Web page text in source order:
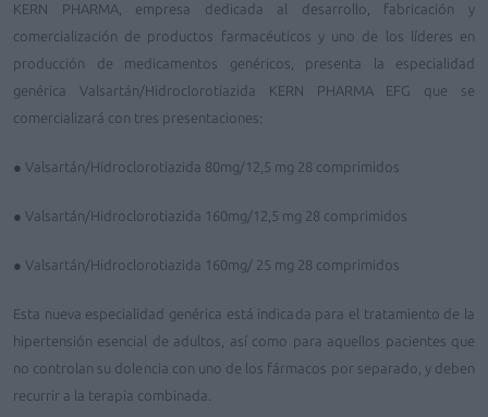
KERN PHARMA, empresa dedicada al desarrollo, fabricación y
comercialización de productos farmacéuticos y uno de los líderes en
producción de medicamentos genéricos, presenta la especialidad
genérica Valsartán/Hidroclorotiazida KERN PHARMA EFG que se
comercializará con tres presentaciones:
● Valsartán/Hidroclorotiazida 80mg/12,5 mg 28 comprimidos
● Valsartán/Hidroclorotiazida 160mg/12,5 mg 28 comprimidos
● Valsartán/Hidroclorotiazida 160mg/ 25 mg 28 comprimidos
Esta nueva especialidad genérica está indicada para el tratamiento de la
hipertensión esencial de adultos, así como para aquellos pacientes que
no controlan su dolencia con uno de los fármacos por separado, y deben
recurrir a la terapia combinada.